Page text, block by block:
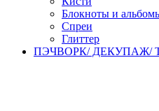
Блокноты и
Спреи
Глиттер
ПЭЧВОРК/ ДЕКУПАЖ/